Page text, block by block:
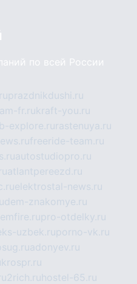
по всей России
prazdnikdushi.ru
fr.rukraft-you.ru
explore.ru rastenuya.ru
freeride-team.ru
autostudiopro.ru
atlantpereezd.ru
elektrostal-news.ru
znakomye.ru
emfire.rupro-otdelky.ru
uzbek.ruporno-vk.ru
adonyev.ru
krospr.ru
2rich.ru hostel-65.ru